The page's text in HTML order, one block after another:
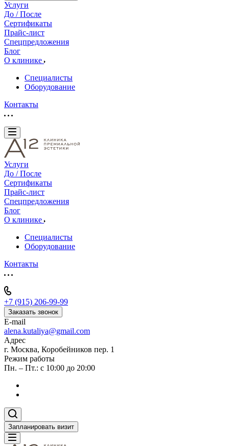
Услуги
До / После
Сертификаты
Прайс-лист
Спецпредложения
Блог
О клинике
Специалисты
Оборудование
Контакты
Услуги
До / После
Сертификаты
Прайс-лист
Спецпредложения
Блог
О клинике
Специалисты
Оборудование
Контакты
+7 (915) 206-99-99
Заказать звонок
E-mail
alena.kutaliya@gmail.com
Адрес
г. Москва, Коробейников пер. 1
Режим работы
Пн. – Пт.: с 10:00 до 20:00
Запланировать визит